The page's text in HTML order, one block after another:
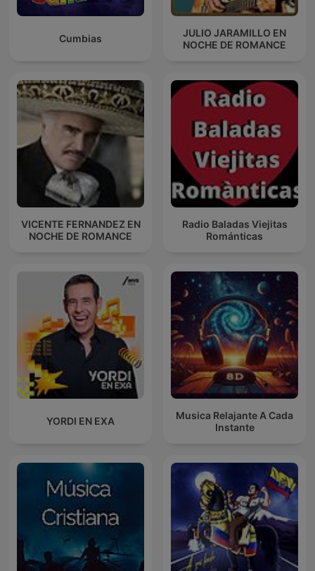
Cumbias
JULIO JARAMILLO EN
NOCHE DE ROMANCE
VICENTE FERNANDEZ EN
NOCHE DE ROMANCE
Radio Baladas Viejitas
Románticas
YORDI EN EXA
Musica Relajante A Cada
Instante